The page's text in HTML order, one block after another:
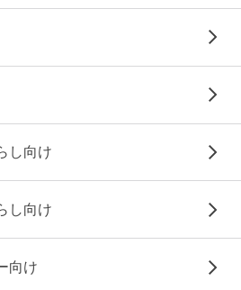
し向け
し向け
向け